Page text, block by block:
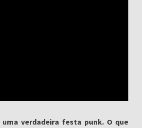
verdadeira festa punk. O que